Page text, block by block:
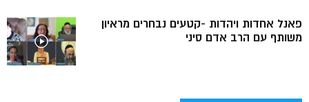
פאנל אחדות ויהדות -קטעים נבחרים מראיון
משותף עם הרב אדם סיני